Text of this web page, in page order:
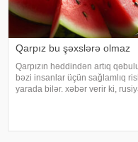
Qarpız bu şəxslərə olmaz
Qarpızın həddindən artıq
bəzi insanlar üçün sağlamlıq
yarada bilər. xəbər verir ki,